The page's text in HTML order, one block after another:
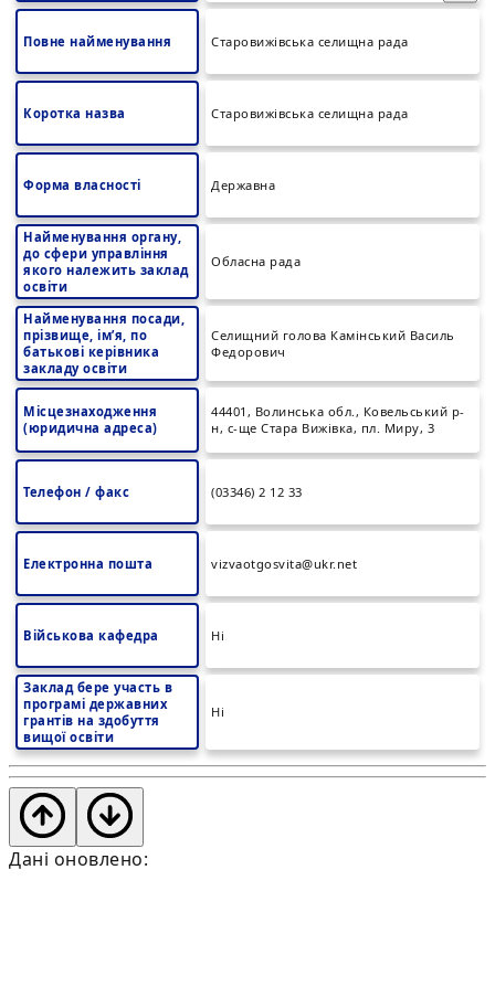
Повне найменування Старовижівська селищна рада
Коротка назва Старовижівська селищна рада
Форма власності Державна
Найменування органу,
до сфери управління
якого належить заклад
освіти
Обласна рада
Найменування посади,
прізвище, ім’я, по
батькові керівника
закладу освіти
Селищний голова Камінський Василь
Федорович
Місцезнаходження
(юридична адреса)
44401, Волинська обл., Ковельський р-
н, с-ще Стара Вижівка, пл. Миру, 3
Телефон / факс (03346) 2 12 33
Електронна пошта vizvaotgosvita@ukr.net
Військова кафедра Ні
Заклад бере участь в
програмі державних
грантів на здобуття
вищої освіти
Ні
Дані оновлено: